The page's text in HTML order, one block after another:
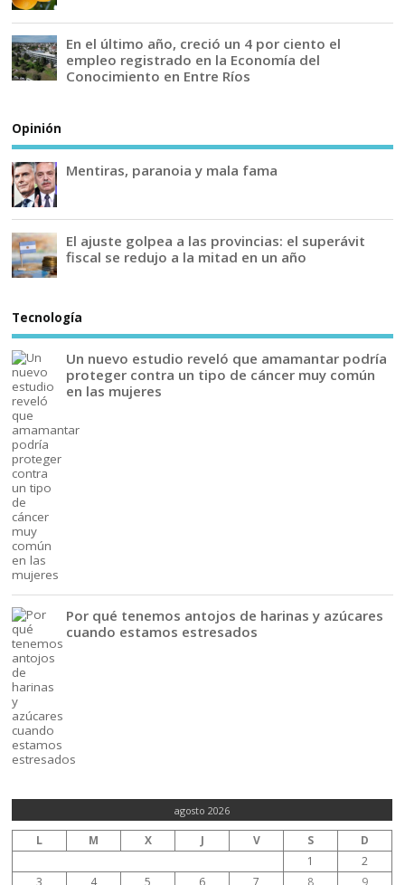
En el último año, creció un 4 por ciento el
empleo registrado en la Economía del
Conocimiento en Entre Ríos
Opinión
Mentiras, paranoia y mala fama
El ajuste golpea a las provincias: el superávit
fiscal se redujo a la mitad en un año
Tecnología
Un nuevo estudio reveló que amamantar podría
proteger contra un tipo de cáncer muy común
en las mujeres
Por qué tenemos antojos de harinas y azúcares
cuando estamos estresados
agosto 2026
L M X J V S
D
1
2
3
4 5 6 7 8 9